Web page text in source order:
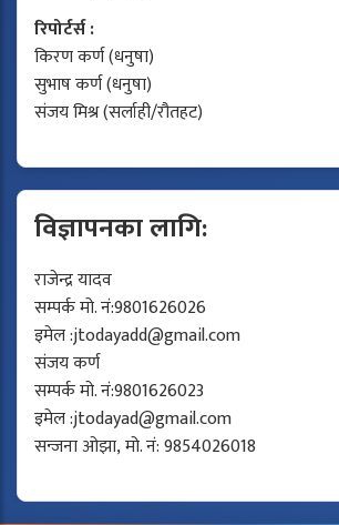
रिपोर्टर्स :
किरण कर्ण (धनुषा)
सुभाष कर्ण (धनुषा)
संजय मिश्र (सर्लाही/रौतहट)
विज्ञापनका लागि:
राजेन्द्र यादव
सम्पर्क मो. नं:9801626026
इमेल :jtodayadd@gmail.com
संजय कर्ण
सम्पर्क मो. नं:9801626023
इमेल :jtodayad@gmail.com
सन्जना ओझा, मो. नं: 9854026018